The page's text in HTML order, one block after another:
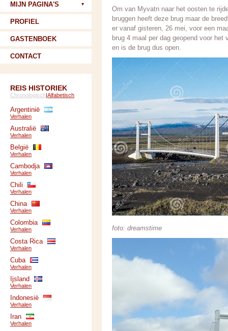
Om van Myvatn naar het oosten te
bruggen heeft deze brug maar de
er vanaf gisteren, 26 mei, voor een
brug 4 maal per dag geopend voor
en is de brug dus open.
foto: dreamstime
MIJN PAGINA'S
PROFIEL
GASTENBOEK
CONTACT
REIS HISTORIEK
Chronologisch|Alfabetisch
Argentinië
Verhalen
Australië
Verhalen
België
Verhalen
Cambodja
Verhalen
Chili
Verhalen
China
Verhalen
Colombia
Verhalen
Costa Rica
Verhalen
Cuba
Verhalen
Ijsland
Verhalen
Indonesië
Verhalen
Iran
Verhalen